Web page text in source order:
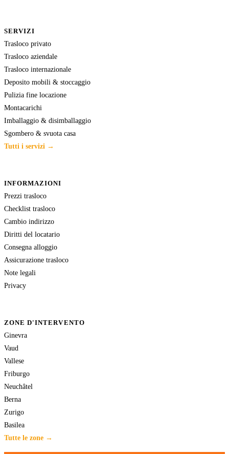
SERVIZI
Trasloco privato
Trasloco aziendale
Trasloco internazionale
Deposito mobili & stoccaggio
Pulizia fine locazione
Montacarichi
Imballaggio & disimballaggio
Sgombero & svuota casa
Tutti i servizi →
INFORMAZIONI
Prezzi trasloco
Checklist trasloco
Cambio indirizzo
Diritti del locatario
Consegna alloggio
Assicurazione trasloco
Note legali
Privacy
ZONE D'INTERVENTO
Ginevra
Vaud
Vallese
Friburgo
Neuchâtel
Berna
Zurigo
Basilea
Tutte le zone →